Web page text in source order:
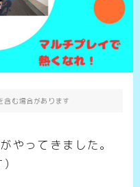
含む場合があります
やってきました。
)